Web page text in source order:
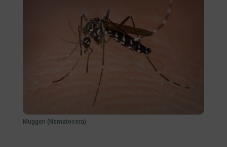
Muggen (Nematocera)